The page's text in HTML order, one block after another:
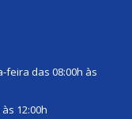
feira das 08:00h às
12:00h